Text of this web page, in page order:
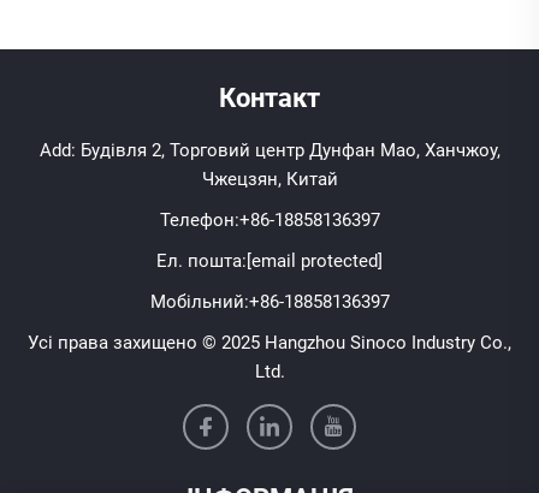
Контакт
Add: Будівля 2, Торговий центр Дунфан Мао, Ханчжоу,
Чжецзян, Китай
Телефон:+86-18858136397
Ел. пошта:[email protected]
Мобільний:+86-18858136397
Усі права захищено © 2025 Hangzhou Sinoco Industry Co.,
Ltd.